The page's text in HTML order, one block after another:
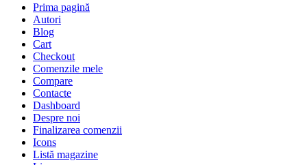
Prima pagină
Autori
Blog
Cart
Checkout
Comenzile mele
Compare
Contacte
Dashboard
Despre noi
Finalizarea comenzii
Icons
Listă magazine